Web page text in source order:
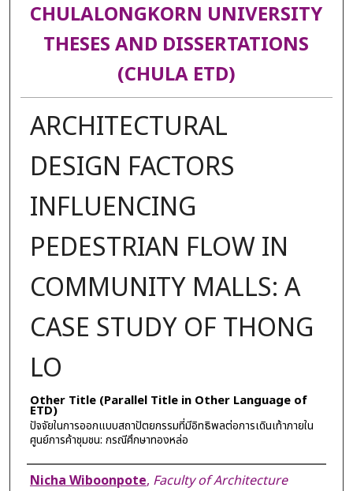
CHULALONGKORN UNIVERSITY
THESES AND DISSERTATIONS
(CHULA ETD)
ARCHITECTURAL
DESIGN FACTORS
INFLUENCING
PEDESTRIAN FLOW IN
COMMUNITY MALLS: A
CASE STUDY OF THONG
LO
Other Title (Parallel Title in Other Language of
ETD)
ปัจจัยในการออกแบบสถาปัตยกรรมที่มีอิทธิพลต่อการเดินเท้าภายใน
ศูนย์การค้าชุมชน: กรณีศึกษาทองหล่อ
Author
Nicha Wiboonpote, Faculty of Architecture